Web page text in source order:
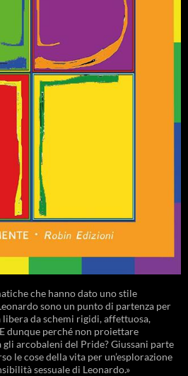
che hanno dato uno stile
sono un punto di partenza per
da schemi rigidi, affettuosa,
dunque perché non proiettare
arcobaleni del Pride? Giussani parte
le cose della vita per un’esplorazione
sessuale di Leonardo.»